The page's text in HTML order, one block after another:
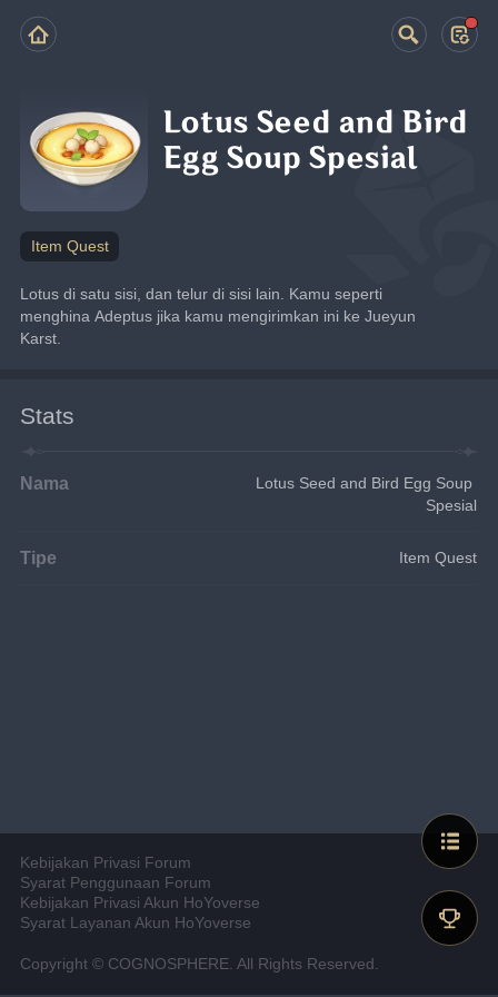
Lotus Seed and Bird
Egg Soup Spesial
Item Quest
Lotus di satu sisi, dan telur di sisi lain. Kamu seperti
menghina Adeptus jika kamu mengirimkan ini ke Jueyun
Karst.
Stats
Nama
Lotus Seed and Bird Egg Soup
Spesial
Tipe Item Quest
Kebijakan Privasi Forum
Syarat Penggunaan Forum
Kebijakan Privasi Akun HoYoverse
Syarat Layanan Akun HoYoverse
Copyright © COGNOSPHERE. All Rights Reserved.